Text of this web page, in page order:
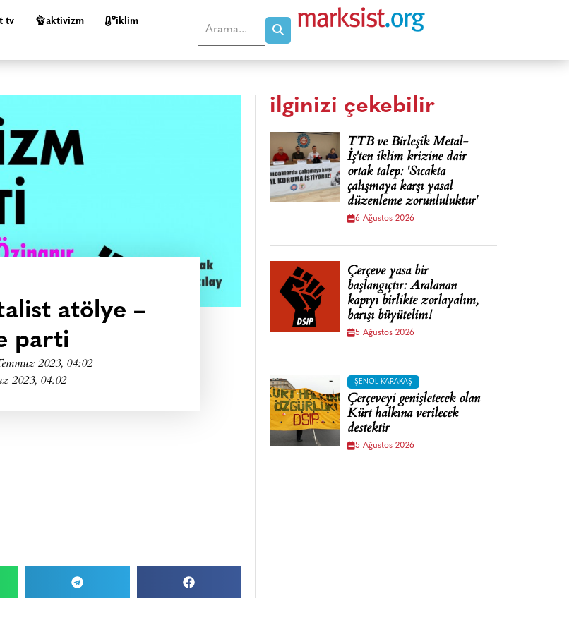
tv aktivizm i̇klim
atölye –
parti
2023, 04:02
2023, 04:02
ilginizi çekebilir
TTB ve Birleşik Metal-
İş'ten iklim krizine dair
ortak talep: 'Sıcakta
çalışmaya karşı yasal
düzenleme zorunluluktur'
6 Ağustos 2026
Çerçeve yasa bir
başlangıçtır: Aralanan
kapıyı birlikte zorlayalım,
barışı büyütelim!
5 Ağustos 2026
ŞENOL KARAKAŞ
Çerçeveyi genişletecek olan
Kürt halkına verilecek
destektir
5 Ağustos 2026